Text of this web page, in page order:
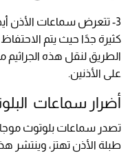
3- تتعرض سماعات الأذن
كثيرة جدًا حيث يتم
الطريق لنقل هذه الجراثيم
على الأذنين.
أضرار سماعات
تصدر سماعات بلوتوث
طبلة الأذن تهتز، وينتشر هذا